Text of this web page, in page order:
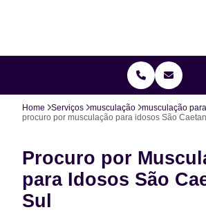
Home Serviços musculação
musculação
procuro por musculação para idosos São
Procuro por
para Idosos São
Sul